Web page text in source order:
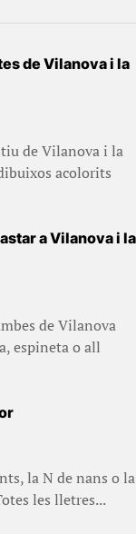
de Vilanova i la
de Vilanova i la
acolorits
a Vilanova i la
de Vilanova
espineta o all
la N de nans o la
les lletres...